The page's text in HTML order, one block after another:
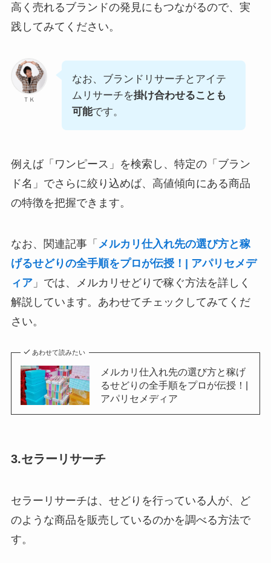
高く売れるブランドの発見にもつながるので、実
践してみてください。
ＴＫ
なお、ブランドリサーチとアイテ
ムリサーチを掛け合わせることも
可能です。
例えば「ワンピース」を検索し、特定の「ブラン
ド名」でさらに絞り込めば、高値傾向にある商品
の特徴を把握できます。
なお、関連記事「 メルカリ仕入れ先の選び方と稼
げるせどりの全手順をプロが伝授！| アパリセメデ
ィア」では、メルカリせどりで稼ぐ方法を詳しく
解説しています。あわせてチェックしてみてくだ
さい。
あわせて読みたい
メルカリ仕入れ先の選び方と稼げ
るせどりの全手順をプロが伝授！|
アパリセメディア
3.セラーリサーチ
セラーリサーチは、せどりを行っている人が、ど
のような商品を販売しているのかを調べる方法で
す。